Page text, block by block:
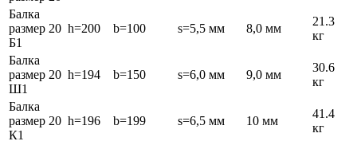
Балка
размер 20
Б1
h=200 b=100 s=5,5 мм 8,0 мм
21.3
кг
Балка
размер 20
Ш1
h=194 b=150 s=6,0 мм 9,0 мм
30.6
кг
Балка
размер 20
К1
h=196 b=199 s=6,5 мм 10 мм
41.4
кг